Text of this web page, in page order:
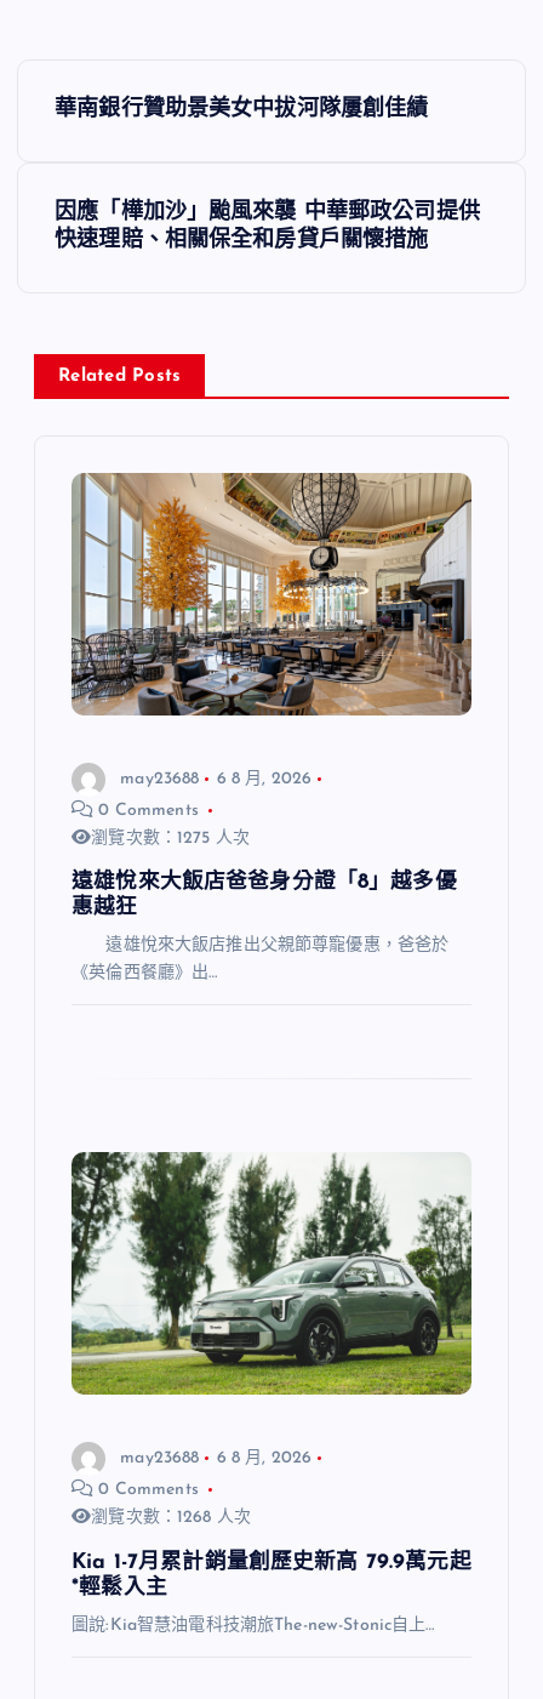
文
導
華南銀行贊助景美女中拔河隊屢創佳績
因應「樺加沙」颱風來襲 中華郵政公司提供
快速理賠、相關保全和房貸戶關懷措施
Related Posts
may23688
6 8 月, 2026
0 Comments
瀏覽次數：1275 人次
遠雄悅來大飯店爸爸身分證「8」越多優
惠越狂
遠雄悅來大飯店推出父親節尊寵優惠，爸爸於
《英倫西餐廳》出…
may23688
6 8 月, 2026
0 Comments
瀏覽次數：1268 人次
Kia 1-7月累計銷量創歷史新高 79.9萬元起
*輕鬆入主
圖說:Kia智慧油電科技潮旅The-new-Stonic自上…